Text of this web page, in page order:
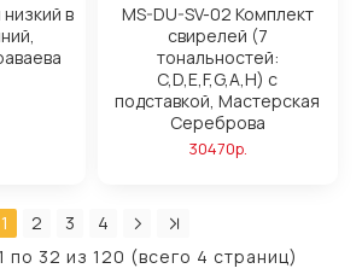
в
MS-DU-SV-02 Комплект
свирелей (7
тональностей:
C,D,E,F,G,A,H) с
подставкой, Мастерская
Сереброва
30470р.
1 2 3
4
по 32 из 120 (всего 4 страниц)